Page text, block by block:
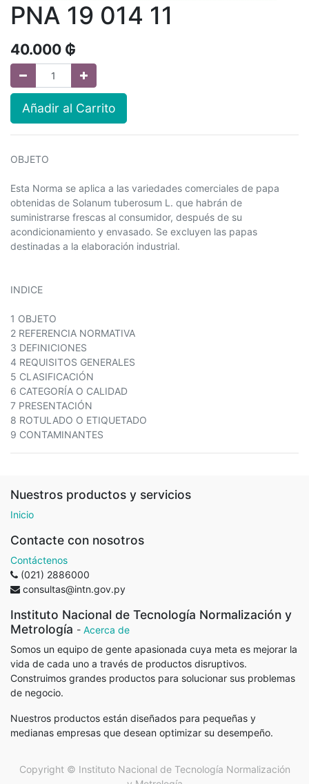
PNA 19 014 11
40.000 ₲
Añadir al Carrito
OBJETO
Esta Norma se aplica a las variedades comerciales de papa
obtenidas de Solanum tuberosum L. que habrán de
suministrarse frescas al consumidor, después de su
acondicionamiento y envasado. Se excluyen las papas
destinadas a la elaboración industrial.
INDICE
1 OBJETO
2 REFERENCIA NORMATIVA
3 DEFINICIONES
4 REQUISITOS GENERALES
5 CLASIFICACIÓN
6 CATEGORÍA O CALIDAD
7 PRESENTACIÓN
8 ROTULADO O ETIQUETADO
9 CONTAMINANTES
Nuestros productos y servicios
Inicio
Contacte con nosotros
Contáctenos
(021) 2886000
consultas@intn.gov.py
Instituto Nacional de Tecnología Normalización y
Metrología - Acerca de
Somos un equipo de gente apasionada cuya meta es mejorar la
vida de cada uno a través de productos disruptivos.
Construimos grandes productos para solucionar sus problemas
de negocio.
Nuestros productos están diseñados para pequeñas y
medianas empresas que desean optimizar su desempeño.
Copyright © Instituto Nacional de Tecnología Normalización